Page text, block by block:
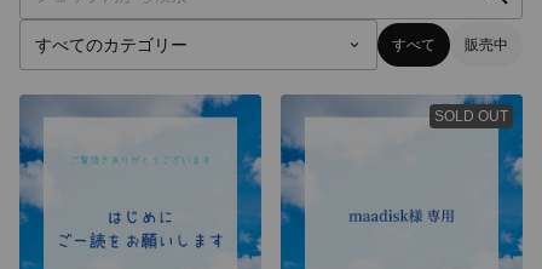
すべて 販売中
SOLD OUT